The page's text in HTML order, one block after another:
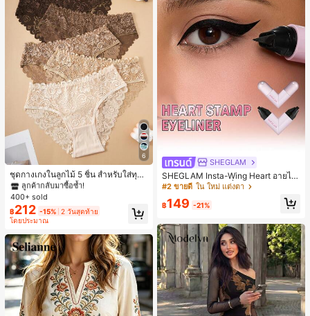
6
ชุดกางเกงในลูกไม้ 5 ชิ้น สำหรับใส่ทุกวั
น
#1 ขายดี
ลูกค้ากลับมาซื้อซ้ำ!
#1 ขายดี
ลูกค้ากลับมาซื้อซ้ำ!
#1 ขายดี
ลูกค้ากลับมาซื้อซ้ำ!
#1 ขายดี
ลูกค้ากลับมาซื้อซ้ำ!
400+ sold
฿212 -15% 2 วันสุดท้าย
โดยประมาณ
SHEGLAM
SHEGLAM Insta-Wing Heart อายไลเ
นอร์แบบแสตมป์ เครื่องสำอางแบรนด์ค
กผู้หญิง
#2 ขายดี ใน ใหม่ แต่งตา
฿149 -21%